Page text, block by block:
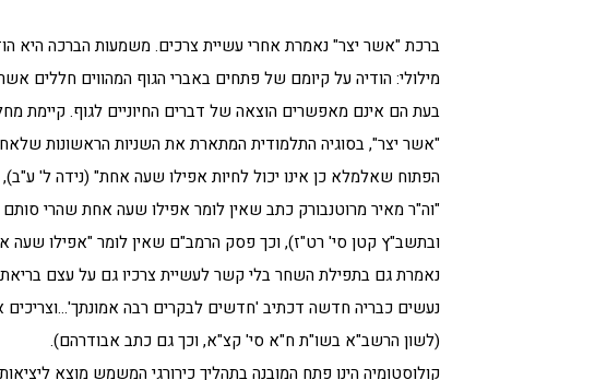
ברכת "אשר יצר" נאמרת אחרי עשיית צרכים. משמעות הברכה היא
מילולי: הודיה על קיומם של פתחים באברי הגוף המהווים חללים
בעת הם אינם מאפשרים הוצאה של דברים החיוניים לגוף. קיימת
"אשר יצר", בסוגיה התלמודית המתארת את השניות הראשונות
הפתוח שאלמלא כן אינו יכול לחיות אפילו שעה אחת" (נידה ל'
"וה"ר מאיר מרוטנבורק כתב שאין לומר אפילו שעה אחת שהרי
ובתשב"ץ קטן סי' רט"ז), וכך פסק הרמב"ם שאין לומר "אפילו
נאמרת גם בתפילת השחר בלי קשר לעשיית צרכיו גם על עצם
נעשים כבריה חדשה דכתיב 'חדשים לבקרים רבה אמונתך'…וצריכים
(לשון הרשב"א בשו"ת ח"א סי' קצ"א, וכך גם כתב אבודרהם).
קולוסטומיה הינו פתח המובנה בתהליך כירורגי המשמש מוצא